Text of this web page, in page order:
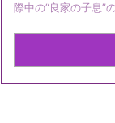
際中の“良家の子息”